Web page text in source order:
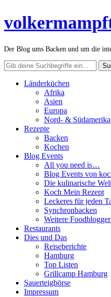
Der Blog ums Backen und um die
Länderküchen
Afrika
Asien
Europa
Nord- & Südamerika
Rezepte
Backen
Kochen
Blog Events
All you need is…
Blog Events von
Die kulinarische
Koch Mein Rezept
Leckeres für jeden
Synchronbacken
Weitere
Restaurants
Dies und Das
Reiseberichte
Hamburg
Top Listen
Grillcamp Hamburg
Sauerteigbörse
Impressum